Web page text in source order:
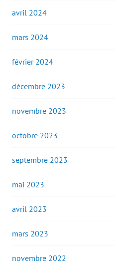
avril 2024
mars 2024
février 2024
décembre 2023
novembre 2023
octobre 2023
septembre 2023
mai 2023
avril 2023
mars 2023
novembre 2022